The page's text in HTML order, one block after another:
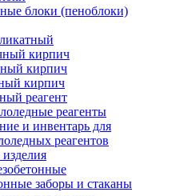
блоки (пеноблоки)
кирпич
кирпич
кирпич
реагент
реагенты
и инвентарь для
реагентов
заборы и стаканы